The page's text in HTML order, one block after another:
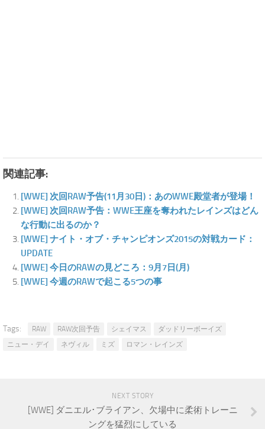
関連記事:
[WWE] 次回RAW予告(11月30日)：あのWWE殿堂者が登場！
[WWE] 次回RAW予告：WWE王座を奪われたレインズはどん
な行動に出るのか？
[WWE] ナイト・オブ・チャンピオンズ2015の対戦カード：
UPDATE
[WWE] 今日のRAWの見どころ：9月7日(月)
[WWE] 今週のRAWで起こる5つの事
Tags: RAW RAW次回予告 シェイマス
ダッドリーボーイズ
ニュー・デイ
ネヴィル ミズ ロマン・レインズ
NEXT STORY
[WWE] ダニエル･ブライアン、欠場中に柔術トレーニ
ングを猛烈にしている